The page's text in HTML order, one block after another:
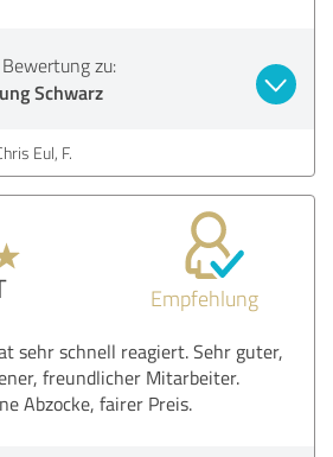
zu:
Schwarz
Eul, F.
Empfehlung
sehr schnell reagiert. Sehr guter,
freundlicher Mitarbeiter.
Abzocke, fairer Preis.